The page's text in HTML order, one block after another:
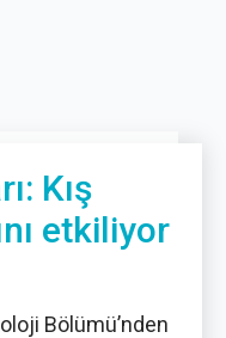
Kış
etkiliyor
Bölümü’nden